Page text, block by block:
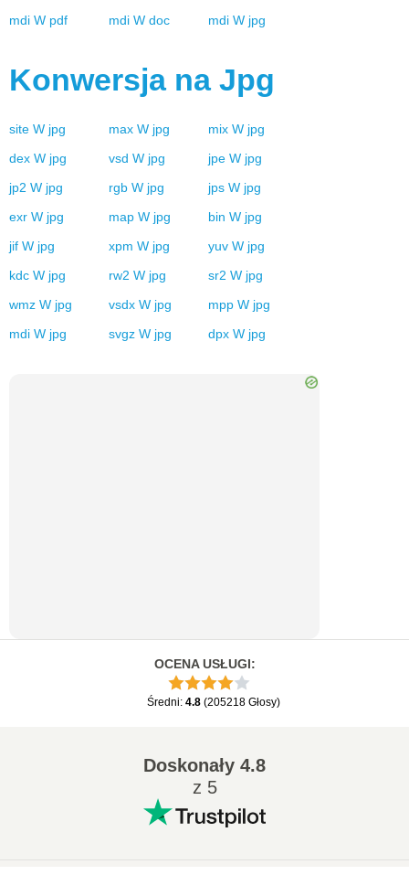
mdi W pdf mdi W doc mdi W jpg
Konwersja na Jpg
site W jpg max W jpg mix W jpg
dex W jpg vsd W jpg jpe W jpg
jp2 W jpg rgb W jpg jps W jpg
exr W jpg map W jpg bin W jpg
jif W jpg xpm W jpg yuv W jpg
kdc W jpg rw2 W jpg sr2 W jpg
wmz W jpg vsdx W jpg mpp W jpg
mdi W jpg svgz W jpg dpx W jpg
OCENA USŁUGI:
Średni: 4.8 (205218 Głosy)
Doskonały 4.8
z 5